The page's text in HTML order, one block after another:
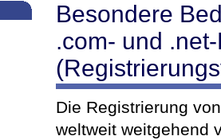
Besondere
.com- und
Die Registrierung
weltweit weitgehend